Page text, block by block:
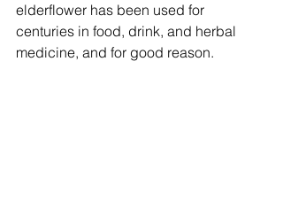
elderflower has been used for
centuries in food, drink, and herbal
medicine, and for good reason.